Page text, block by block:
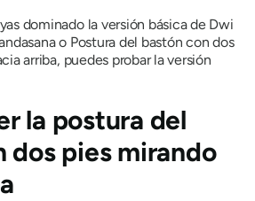
dominado la versión básica de Dwi
o Postura del bastón con dos
arriba, puedes probar la versión
la postura del
dos pies mirando